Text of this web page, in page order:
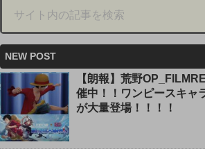
NEW POST
【朗報】荒野
催中！！ワンピースキャ
が大量登場！！！！